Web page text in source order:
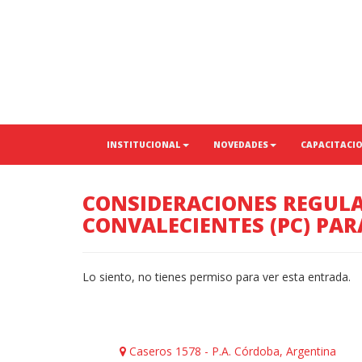
INSTITUCIONAL NOVEDADES
CONSIDERACIONES
CONVALECIENTES (PC)
Lo siento, no tienes permiso para ver esta entrada.
Caseros 1578 - P.A. Córdoba, Argentina